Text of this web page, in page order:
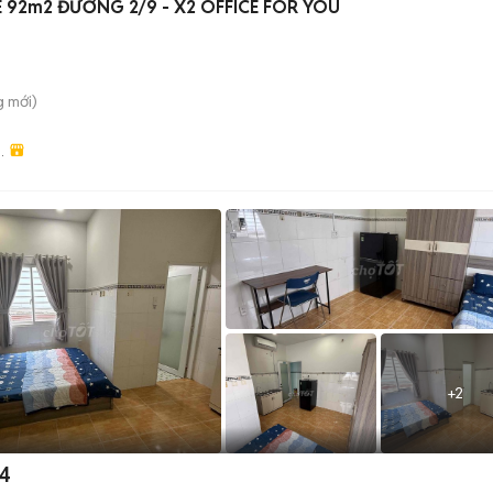
VĂN PHÒNG CHO THUÊ 92m2 ĐƯỜNG 2/9 - X2 OFFICE FOR YOU
mới)
+2